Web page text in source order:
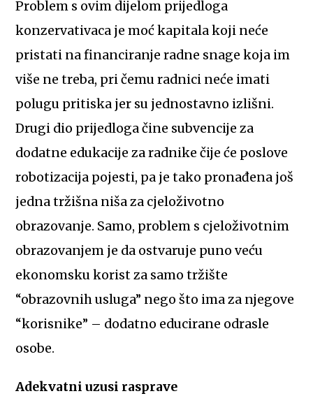
Problem s ovim dijelom prijedloga
konzervativaca je moć kapitala koji neće
pristati na financiranje radne snage koja im
više ne treba, pri čemu radnici neće imati
polugu pritiska jer su jednostavno izlišni.
Drugi dio prijedloga čine subvencije za
dodatne edukacije za radnike čije će poslove
robotizacija pojesti, pa je tako pronađena još
jedna tržišna niša za cjeloživotno
obrazovanje. Samo, problem s cjeloživotnim
obrazovanjem je da ostvaruje puno veću
ekonomsku korist za samo tržište
“obrazovnih usluga” nego što ima za njegove
“korisnike” – dodatno educirane odrasle
osobe.
Adekvatni uzusi rasprave